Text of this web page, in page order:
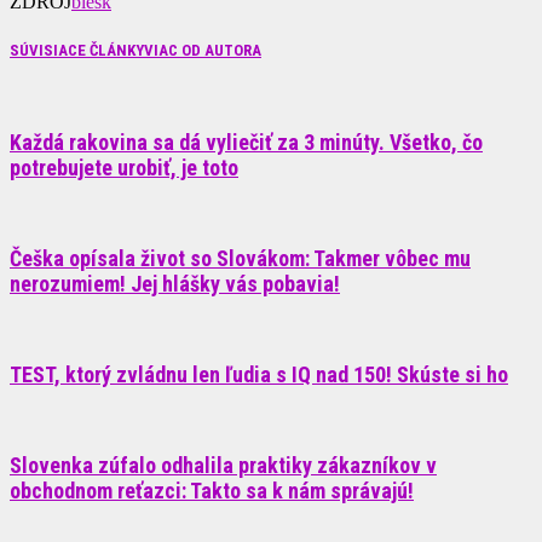
SÚVISIACE ČLÁNKYVIAC OD AUTORA
Každá rakovina sa dá vyliečiť za 3 minúty. Všetko, čo
potrebujete urobiť, je toto
Češka opísala život so Slovákom: Takmer vôbec mu
nerozumiem! Jej hlášky vás pobavia!
TEST, ktorý zvládnu len ľudia s IQ nad 150! Skúste si ho
Slovenka zúfalo odhalila praktiky zákazníkov v
obchodnom reťazci: Takto sa k nám správajú!